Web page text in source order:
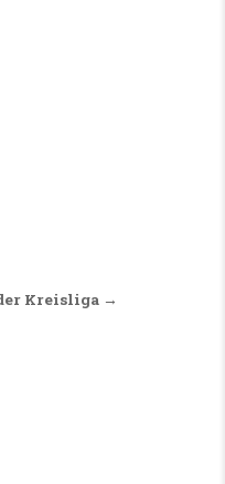
Kreisliga →